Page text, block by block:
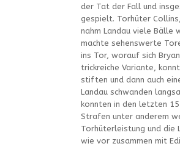
der Tat der Fall und
gespielt. Torhüter
nahm Landau viele Bälle
machte sehenswerte
ins Tor, worauf sich
trickreiche Variante,
stiften und dann auch
Landau schwanden
konnten in den letzten
Strafen unter anderem
Torhüterleistung und die
wie vor zusammen mit